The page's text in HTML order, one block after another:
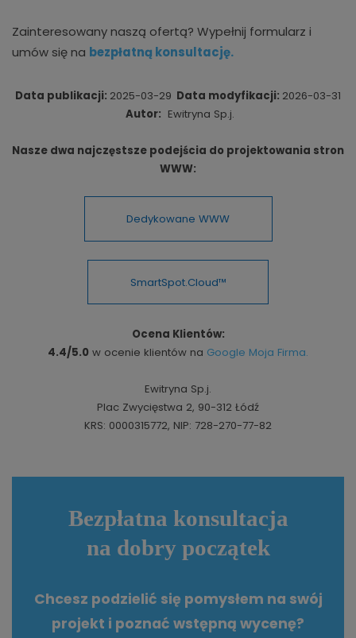
Zainteresowany naszą ofertą? Wypełnij formularz i
umów się na bezpłatną konsultację.
Data publikacji: 2025-03-29 Data modyfikacji: 2026-03-31
Autor: Ewitryna Sp.j.
Nasze dwa najczęstsze podejścia do projektowania stron
WWW:
Dedykowane WWW
SmartSpot.Cloud™
Ocena Klientów:
4.4/5.0 w ocenie klientów na Google Moja Firma.
Ewitryna Sp.j.
Plac Zwycięstwa 2, 90-312 Łódź
KRS: 0000315772, NIP: 728-270-77-82
Bezpłatna konsultacja
na dobry początek
Chcesz podzielić się pomysłem na swój
projekt i poznać wstępną wycenę?